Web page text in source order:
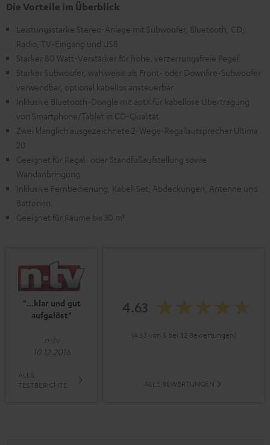
Die Vorteile im Überblick
Leistungsstarke Stereo-Anlage mit Subwoofer, Bluetooth, CD,
Radio, TV-Eingang und USB
Starker 80 Watt-Verstärker für hohe, verzerrungsfreie Pegel
Starker Subwoofer, wahlweise als Front- oder Downfire-Subwoofer
verwendbar, optional kabellos ansteuerbar
Inklusive Bluetooth-Dongle mit aptX für kabellose Übertragung
von Smartphone/Tablet in CD-Qualität
Zwei klanglich ausgezeichnete 2-Wege-Regallautsprecher Ultima
20
Geeignet für Regal- oder Standfußaufstellung sowie
Wandanbringung
Inklusive Fernbedienung, Kabel-Set, Abdeckungen, Antenne und
Batterien
Geeignet für Räume bis 30 m²
"...klar und gut
aufgelöst"
n-tv
10.12.2016
ALLE
TESTBERICHTE
4.63
(4.63 von 5 bei 32 Bewertungen)
ALLE BEWERTUNGEN